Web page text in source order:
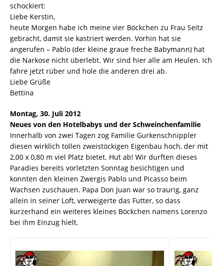
schockiert:
Liebe Kerstin,
heute Morgen habe ich meine vier Böckchen zu Frau Seitz
gebracht, damit sie kastriert werden. Vorhin hat sie
angerufen – Pablo (der kleine graue freche Babymann) hat
die Narkose nicht überlebt. Wir sind hier alle am Heulen. Ich
fahre jetzt rüber und hole die anderen drei ab.
Liebe Grüße
Bettina
Montag, 30. Juli 2012
Neues von den Hotelbabys und der Schweinchenfamilie
Innerhalb von zwei Tagen zog Familie Gurkenschnippler
diesen wirklich tollen zweistöckigen Eigenbau hoch, der mit
2,00 x 0,80 m viel Platz bietet. Hut ab! Wir durften dieses
Paradies bereits vorletzten Sonntag besichtigen und
konnten den kleinen Zwergis Pablo und Picasso beim
Wachsen zuschauen. Papa Don Juan war so traurig, ganz
allein in seiner Loft, verweigerte das Futter, so dass
kurzerhand ein weiteres kleines Böckchen namens Lorenzo
bei ihm Einzug hielt.